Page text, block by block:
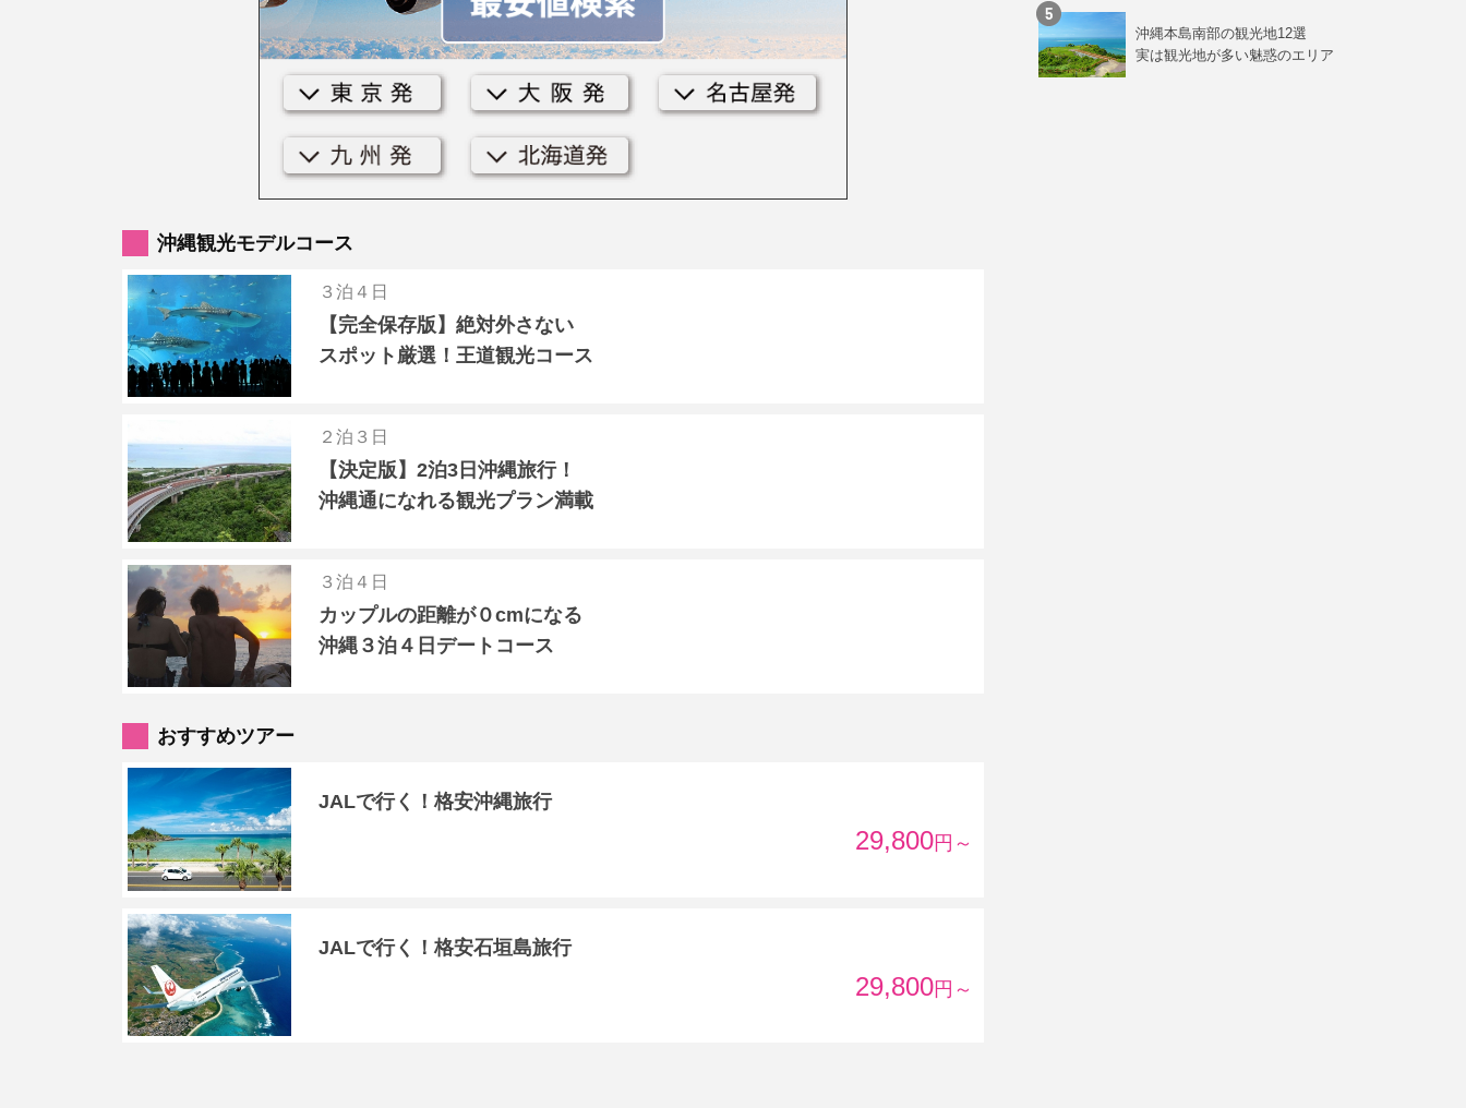
沖縄観光モデルコース
３泊４日
【完全保存版】絶対外さない
スポット厳選！王道観光コース
２泊３日
【決定版】2泊3日沖縄旅行！
沖縄通になれる観光プラン満載
３泊４日
カップルの距離が０cmになる
沖縄３泊４日デートコース
おすすめツアー
JALで行く！格安沖縄旅行
29,800円～
JALで行く！格安石垣島旅行
29,800円～
沖縄本島南部の観光地12選
実は観光地が多い魅惑のエリア